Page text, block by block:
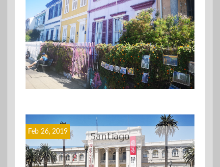
Santiago
Feb 26, 2019